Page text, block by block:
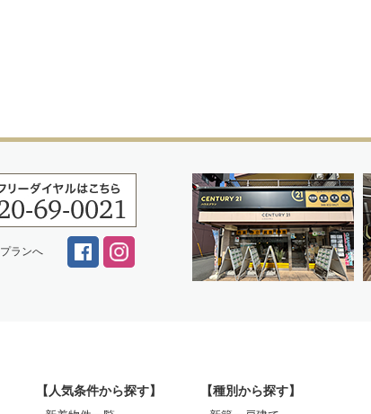
ランへ
【人気条件から探す】 【種別から探す】